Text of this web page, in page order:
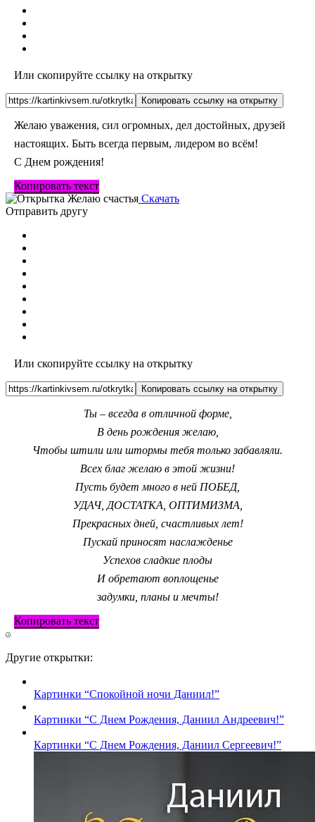
Или скопируйте ссылку на открытку
Копировать ссылку на открытку
Желаю уважения, сил огромных, дел достойных, друзей
настоящих. Быть всегда первым, лидером во всём!
С Днем рождения!
Копировать текст
Скачать
Отправить другу
Или скопируйте ссылку на открытку
Копировать ссылку на открытку
Ты – всегда в отличной форме,
В день рождения желаю,
Чтобы штили или штормы тебя только забавляли.
Всех благ желаю в этой жизни!
Пусть будет много в ней ПОБЕД,
УДАЧ, ДОСТАТКА, ОПТИМИЗМА,
Прекрасных дней, счастливых лет!
Пускай приносят наслажденье
Успехов сладкие плоды
И обретают воплощенье
задумки, планы и мечты!
Копировать текст
Другие открытки:
Картинки “Спокойной ночи Даниил!”
Картинки “С Днем Рождения, Даниил Андреевич!”
Картинки “С Днем Рождения, Даниил Сергеевич!”